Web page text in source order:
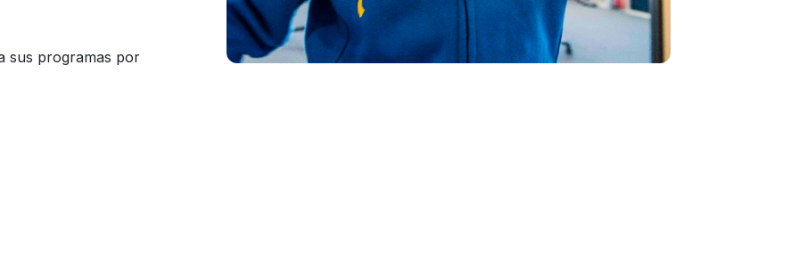
sus programas por